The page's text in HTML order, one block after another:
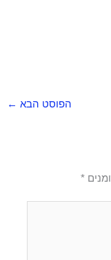
הפוסט הבא ←
*